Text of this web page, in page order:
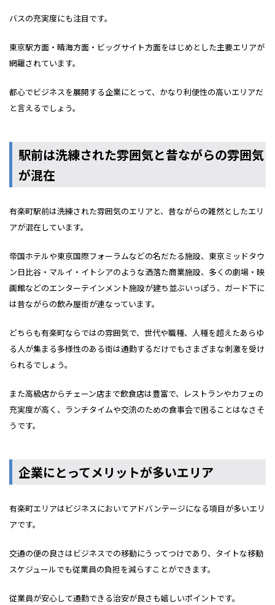
バスの充実度にも注目です。
東京駅方面・晴海方面・ビッグサイト方面をはじめとした主要エリアが
網羅されています。
都心でビジネスを展開する企業にとって、かなり利便性の高いエリアだ
と言えるでしょう。
駅前は洗練された雰囲気と昔ながらの雰囲気
が混在
有楽町駅前は洗練された雰囲気のエリアと、昔ながらの雑然としたエリ
アが混在しています。
帝国ホテルや東京国際フォーラムなどの名だたる施設、東京ミッドタウ
ン日比谷・マルイ・イトシアのような洒落た商業施設、多くの劇場・映
画館などのエンターテインメント施設が建ち並ぶいっぽう、ガード下に
は昔ながらの飲み屋街が連なっています。
どちらも有楽町ならではの雰囲気で、世代や職種、人種を超えたあらゆ
る人が集まる多様性のある街は通勤するだけでもさまざまな刺激を受け
られるでしょう。
また高級店からチェーン店まで飲食店は豊富で、レストランやカフェの
充実度が高く、ランチタイムや交流のための食事会で困ることはなさそ
うです。
企業にとってメリットが多いエリア
有楽町エリアはビジネスにおいてアドバンテージになる項目が多いエリ
アです。
交通の便の良さはビジネスでの移動にうってつけであり、タイトな移動
スケジュールでも従業員の負担を減らすことができます。
従業員が安心して通勤できる治安が良さも嬉しいポイントです。